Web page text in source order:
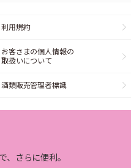
利用規約
お客さまの個人情報の
取扱いについて
酒類販売管理者標識
、さらに便利。